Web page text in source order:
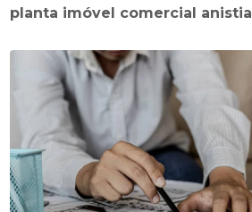
planta imóvel comercial anistia